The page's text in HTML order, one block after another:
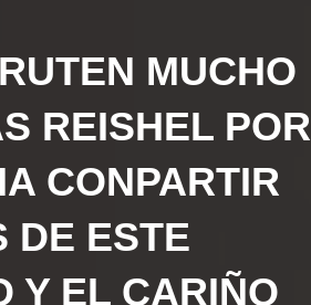
MUCHO
REISHEL POR
CONPARTIR
DE ESTE
Y EL CARIÑO